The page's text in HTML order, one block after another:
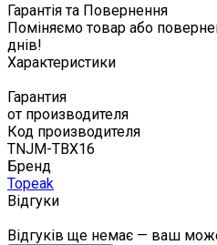
Гарантія та Повернення
Поміняємо товар або
днів!
Характеристики
Гарантия
от производителя
Код производителя
TNJM-TBX16
Бренд
Topeak
Відгуки
Відгуків ще немає — ваш